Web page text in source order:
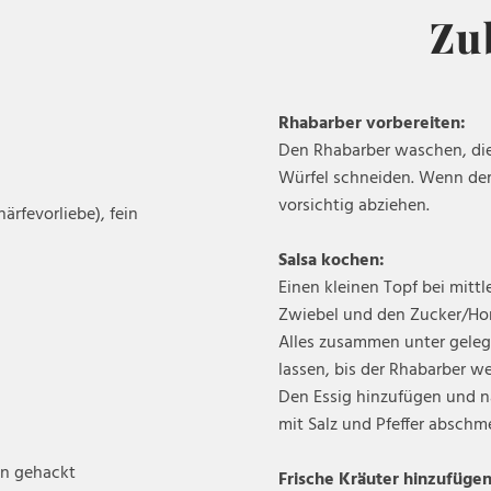
fein
gehackt
Rhabarber vorbereiten:
Den Rhabarber waschen,
Würfel schneiden. Wenn
vorsichtig abziehen.
Salsa kochen:
Einen kleinen Topf bei
Zwiebel und den Zucker/
Alles zusammen unter
lassen, bis der Rhabarber
Den Essig hinzufügen und
mit Salz und Pfeffer
Frische Kräuter